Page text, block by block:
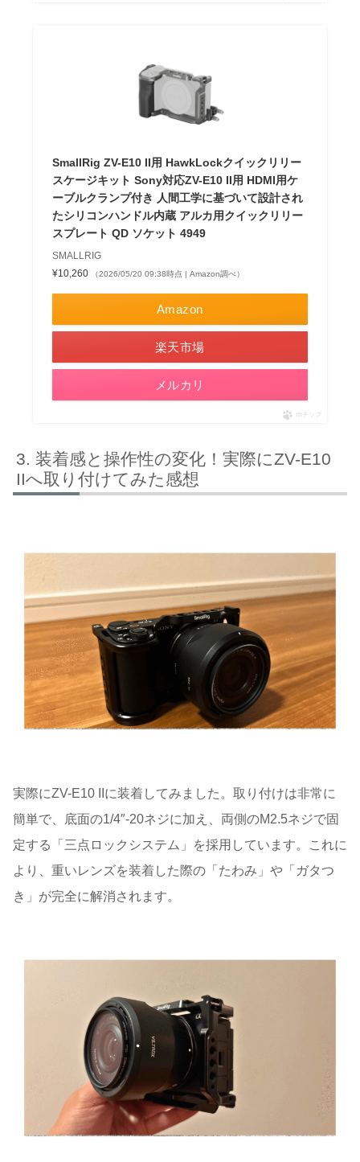
SmallRig ZV-E10 II用 HawkLockクイックリリー
スケージキット Sony対応ZV-E10 II用 HDMI用ケ
ーブルクランプ付き 人間工学に基づいて設計され
たシリコンハンドル内蔵 アルカ用クイックリリー
スプレート QD ソケット 4949
SMALLRIG
¥10,260
（2026/05/20 09:38時点 | Amazon調べ）
Amazon
楽天市場
メルカリ
ポチップ
装着感と操作性の変化！実際にZV-E10
IIへ取り付けてみた感想
実際にZV-E10 IIに装着してみました。取り付けは非常に
簡単で、底面の1/4″-20ネジに加え、両側のM2.5ネジで固
定する「三点ロックシステム」を採用しています。これに
より、重いレンズを装着した際の「たわみ」や「ガタつ
き」が完全に解消されます。